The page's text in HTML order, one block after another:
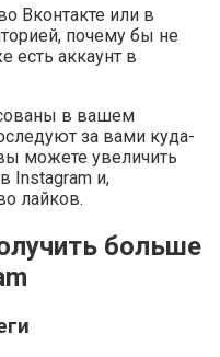
Вконтакте или в
почему бы не
есть аккаунт в
в вашем
за вами куда-
можете увеличить
Instagram и,
лайков.
больше